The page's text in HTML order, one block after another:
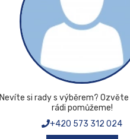
Nevíte si rady s výběrem? Ozvěte
rádi pomůžeme!
+420 573 312 024